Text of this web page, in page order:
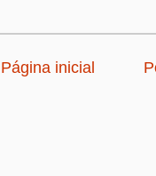
Página inicial